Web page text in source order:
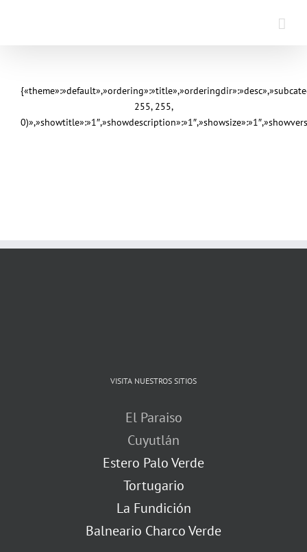
255, 255,
VISITA NUESTROS SITIOS
El Paraiso
Cuyutlán
Estero Palo Verde
Tortugario
La Fundición
Balneario Charco Verde